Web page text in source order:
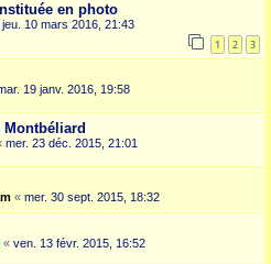
en photo
jeu. 10 mars 2016, 21:43
1 2 3
19 janv. 2016, 19:58
mer. 23 déc. 2015, 21:01
« mer. 30 sept. 2015, 18:32
« ven. 13 févr. 2015, 16:52